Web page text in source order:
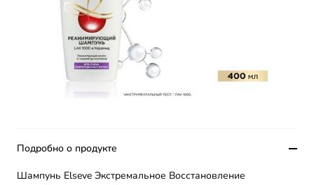
Подробно о продукте
Шампунь Elseve Экстремальное Восстановление